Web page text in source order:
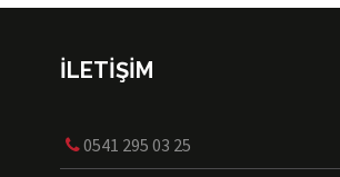
İLETİŞİM
0541 295 03 25